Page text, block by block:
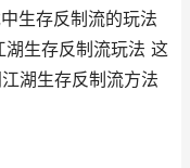
生存反制流的玩法
生存反制流玩法 这
湖生存反制流方法